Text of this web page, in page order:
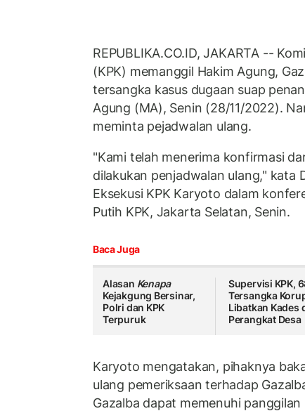
REPUBLIKA.CO.ID, JAKARTA --
(KPK) memanggil Hakim Agung,
tersangka kasus dugaan suap
Agung (MA), Senin (28/11/2022).
meminta pejadwalan ulang.
"Kami telah menerima konfirmasi
dilakukan penjadwalan ulang," kata
Eksekusi KPK Karyoto dalam
Putih KPK, Jakarta Selatan, Senin.
Baca Juga
Alasan Kenapa
Kejakgung Bersinar,
Polri dan KPK
Terpuruk
Supervisi KPK,
Tersangka
Libatkan Kades
Perangkat Desa
Karyoto mengatakan, pihaknya
ulang pemeriksaan terhadap
Gazalba dapat memenuhi